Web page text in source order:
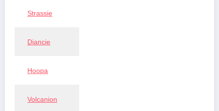
Strassie
Diancie
Hoopa
Volcanion